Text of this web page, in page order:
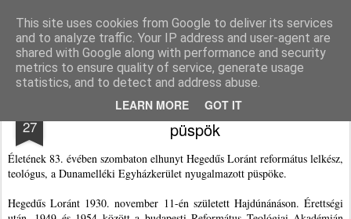
This site uses cookies from Google to deliver its services
and to analyze traffic. Your IP address and user-agent are
shared with Google along with performance and security
metrics to ensure quality of service, generate usage
statistics, and to detect and address abuse.
LEARN MORE GOT IT
Agnus blog
Pages
27
Meghalt Hegedűs Loránt református
püspök
Életének 83. évében szombaton elhunyt Hegedűs Loránt református lelkész,
teológus, a Dunamelléki Egyházkerület nyugalmazott püspöke.
Hegedűs Loránt 1930. november 11-én született Hajdúnánáson. Érettségi